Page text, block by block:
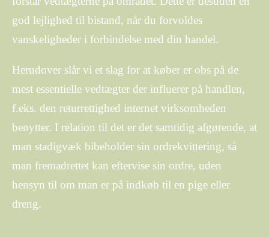
god lejlighed til bistand, når du forvoldes
vanskeligheder i forbindelse med din handel.
Herudover slår vi et slag for at køber er obs på de
mest essentielle vedtægter der influerer på handlen,
f.eks. den returrettighed internet virksomheden
benytter. I relation til det er det samtidig afgørende, at
man stadigvæk bibeholder sin ordrekvittering, så
man fremadrettet kan eftervise sin ordre, uden
hensyn til om man er på indkøb til en pige eller
dreng.